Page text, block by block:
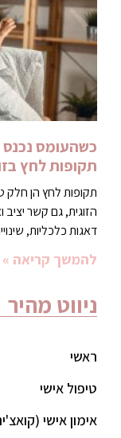
כשהעומס
תקופות לחץ
תקופות לחץ הן
הזוגית, גם קשר
דאגות כלכליות,
להמשך קריאה »
ניווט מהיר
ראשי
טיפול אישי
אימון אישי